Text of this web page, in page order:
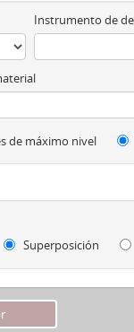
Instrumento de
de máximo nivel
Superposición